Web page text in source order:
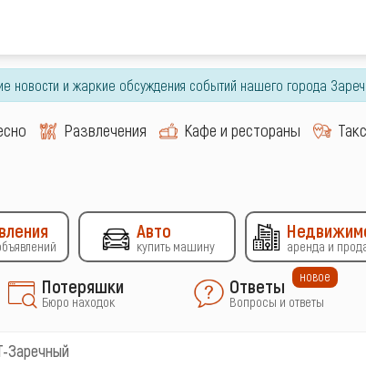
новости и жаркие обсуждения событий нашего города
Развлечения Кафе и рестораны
Авто
купить машину аренда и
Потеряшки
Бюро находок
Ответы
Вопросы и ответы
новое